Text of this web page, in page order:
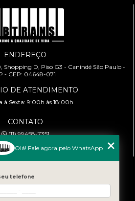
ENDEREÇO
Shopping D, Piso G3 - Canindé São Paulo -
- CEP: 04648-071
DE ATENDIMENTO
à Sexta: 9:00h às 18:00h
CONTATO
(11) 99458-7351
Home
Empresa
Olá! Fale agora pelo WhatsApp
telefone